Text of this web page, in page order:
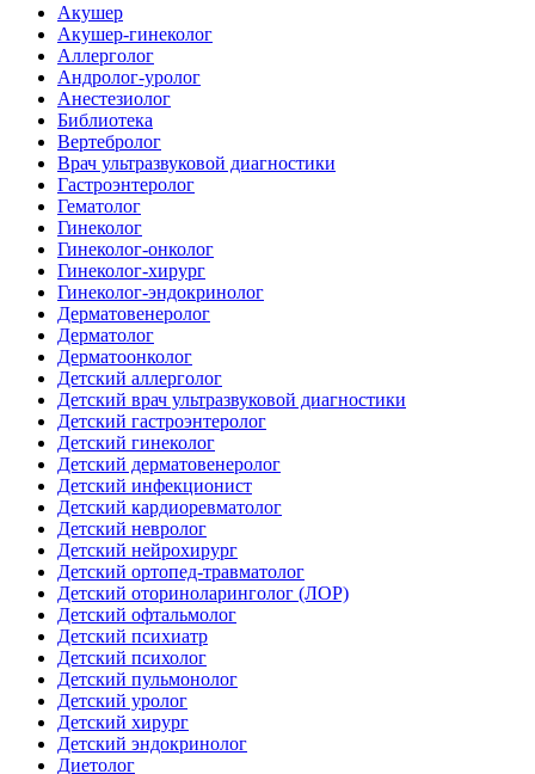
Акушер
Акушер-гинеколог
Аллерголог
Андролог-уролог
Анестезиолог
Библиотека
Вертебролог
Врач ультразвуковой диагностики
Гастроэнтеролог
Гематолог
Гинеколог
Гинеколог-онколог
Гинеколог-хирург
Гинеколог-эндокринолог
Дерматовенеролог
Дерматолог
Дерматоонколог
Детский аллерголог
Детский врач ультразвуковой диагностики
Детский гастроэнтеролог
Детский гинеколог
Детский дерматовенеролог
Детский инфекционист
Детский кардиоревматолог
Детский невролог
Детский нейрохирург
Детский ортопед-травматолог
Детский оториноларинголог (ЛОР)
Детский офтальмолог
Детский психиатр
Детский психолог
Детский пульмонолог
Детский уролог
Детский хирург
Детский эндокринолог
Диетолог